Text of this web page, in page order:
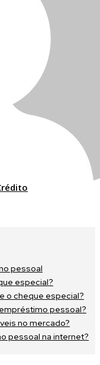
pessoal
especial?
o cheque especial?
pessoal?
no mercado?
pessoal na internet?